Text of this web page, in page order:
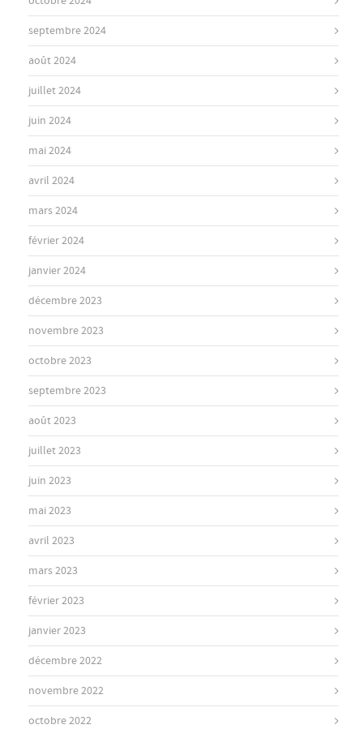
septembre 2024
août 2024
juillet 2024
juin 2024
mai 2024
avril 2024
mars 2024
février 2024
janvier 2024
décembre 2023
novembre 2023
octobre 2023
septembre 2023
août 2023
juillet 2023
juin 2023
mai 2023
avril 2023
mars 2023
février 2023
janvier 2023
décembre 2022
novembre 2022
octobre 2022